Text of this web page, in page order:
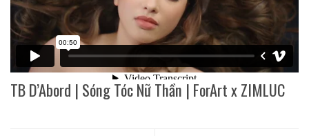
TB D’Abord | Sóng Tóc Nữ Thần | ForArt x ZIMLUC